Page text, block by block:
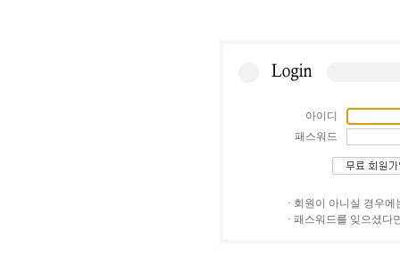
아이디
패스워드
· 회원이 아니실 경우
· 패스워드를 잊으셨다